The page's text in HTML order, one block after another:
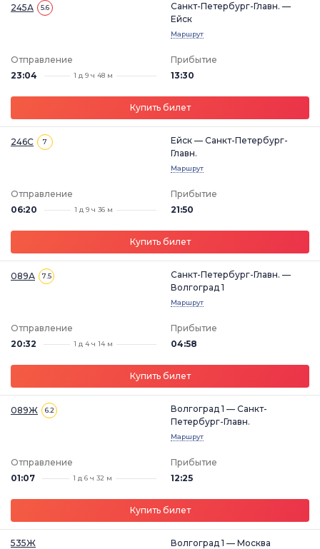
245А 5.6
Санкт-Петербург-Главн. —
Ейск
Маршрут
Отправление
23:04
1 д 9 ч 48 м
Прибытие
13:30
Купить билет
246С 7
Ейск — Санкт-Петербург-
Главн.
Маршрут
Отправление
06:20
1 д 9 ч 36 м
Прибытие
21:50
Купить билет
089А 7.5
Санкт-Петербург-Главн. —
Волгоград 1
Маршрут
Отправление
20:32
1 д 4 ч 14 м
Прибытие
04:58
Купить билет
089Ж 6.2
Волгоград 1 — Санкт-
Петербург-Главн.
Маршрут
Отправление
01:07
1 д 6 ч 32 м
Прибытие
12:25
Купить билет
535Ж
Волгоград 1 — Москва